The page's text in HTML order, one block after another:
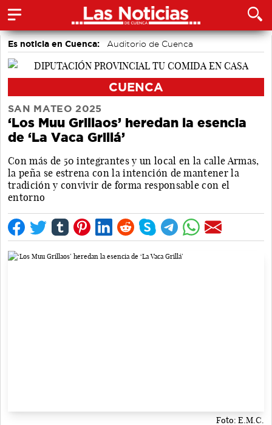
Es noticia en Cuenca: Auditorio de Cuenca
CUENCA
SAN MATEO 2025
‘Los Muu Grillaos’ heredan la esencia
de ‘La Vaca Grillá’
Con más de 50 integrantes y un local en la calle Armas,
la peña se estrena con la intención de mantener la
tradición y convivir de forma responsable con el
entorno
Foto: E.M.C.